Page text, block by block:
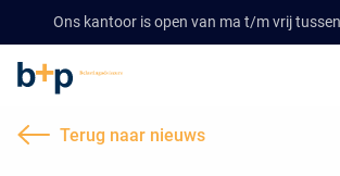
Ons kantoor is open van ma t/m vrij
Terug naar nieuws